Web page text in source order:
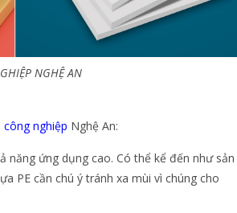
NGHỆ AN
công nghiệp Nghệ An:
năng ứng dụng cao. Có thể kể đến như sản
PE cần chú ý tránh xa mùi vì chúng cho